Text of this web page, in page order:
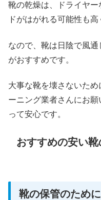
靴の乾燥は、ドライヤ
ドがはがれる可能性も高
なので、靴は日陰で風
がおすすめです。
大事な靴を壊さないた
ーニング業者さんにお
って安心です。
おすすめの安い
靴の保管のため